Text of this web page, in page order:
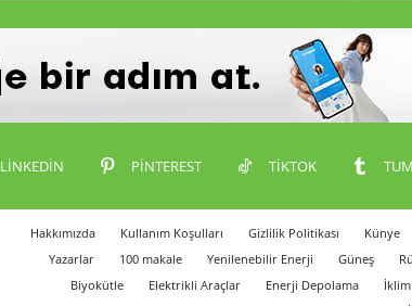
LINKEDIN PINTEREST TIKTOK
Hakkımızda Kullanım Koşulları Gizlilik Politikası Künye
Yazarlar
100 makale Yenilenebilir Enerji Güneş
Biyokütle
Elektrikli Araçlar Enerji Depolama